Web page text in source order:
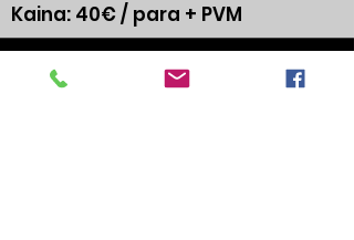
Kaina: 40€ / para + PVM